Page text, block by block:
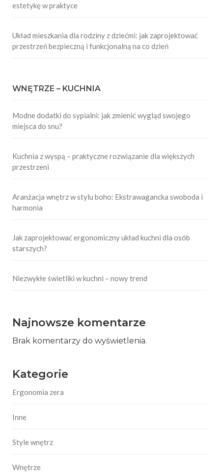
estetykę w praktyce
Układ mieszkania dla rodziny z dziećmi: jak zaprojektować
przestrzeń bezpieczną i funkcjonalną na co dzień
WNĘTRZE – KUCHNIA
Modne dodatki do sypialni: jak zmienić wygląd swojego
miejsca do snu?
Kuchnia z wyspą – praktyczne rozwiązanie dla większych
przestrzeni
Aranżacja wnętrz w stylu boho: Ekstrawagancka swoboda i
harmonia
Jak zaprojektować ergonomiczny układ kuchni dla osób
starszych?
Niezwykłe świetliki w kuchni – nowy trend
Najnowsze komentarze
Brak komentarzy do wyświetlenia.
Kategorie
Ergonomia zera
Inne
Style wnętrz
Wnętrze